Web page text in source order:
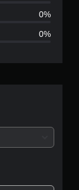
0%
0%